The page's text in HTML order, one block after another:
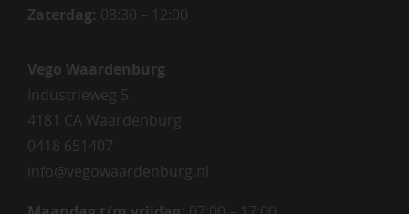
Zaterdag: 08:30 – 12:00
Vego Waardenburg
Industrieweg 5
4181 CA Waardenburg
0418 651407
info@vegowaardenburg.nl